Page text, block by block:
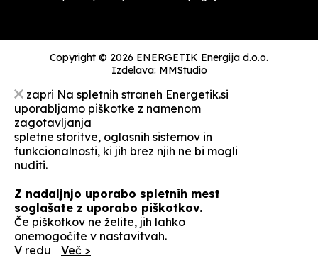
Copyright © 2026 ENERGETIK Energija d.o.o.
Izdelava: MMStudio
zapri Na spletnih straneh Energetik.si
uporabljamo piškotke z namenom
zagotavljanja
spletne storitve, oglasnih sistemov in
funkcionalnosti, ki jih brez njih ne bi mogli
nuditi.
Z nadaljnjo uporabo spletnih mest
soglašate z uporabo piškotkov.
Če piškotkov ne želite, jih lahko
onemogočite v nastavitvah.
V redu
Več >